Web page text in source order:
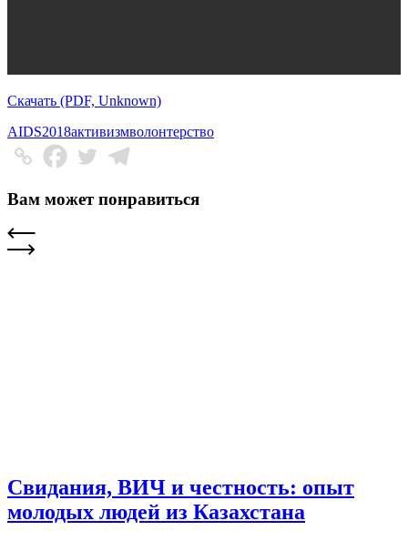
Скачать (PDF, Unknown)
AIDS2018активизмволонтерство
Вам может понравиться
Свидания, ВИЧ и честность: опыт
молодых людей из Казахстана